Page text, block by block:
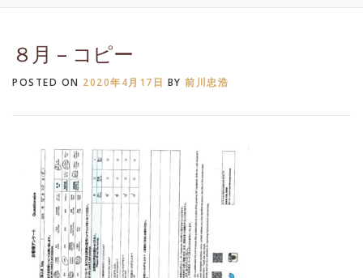
８月 – コピー
POSTED ON 2020年4月17日 BY 前川忠浩